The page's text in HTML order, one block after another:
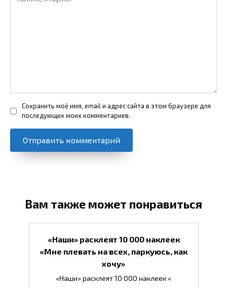
Сохранить моё имя, email и адрес сайта в этом браузере для
последующих моих комментариев.
Вам также может понравиться
«Наши» расклеят 10 000 наклеек
«Мне плевать на всех, паркуюсь, как
хочу»
«Наши» расклеят 10 000 наклеек «